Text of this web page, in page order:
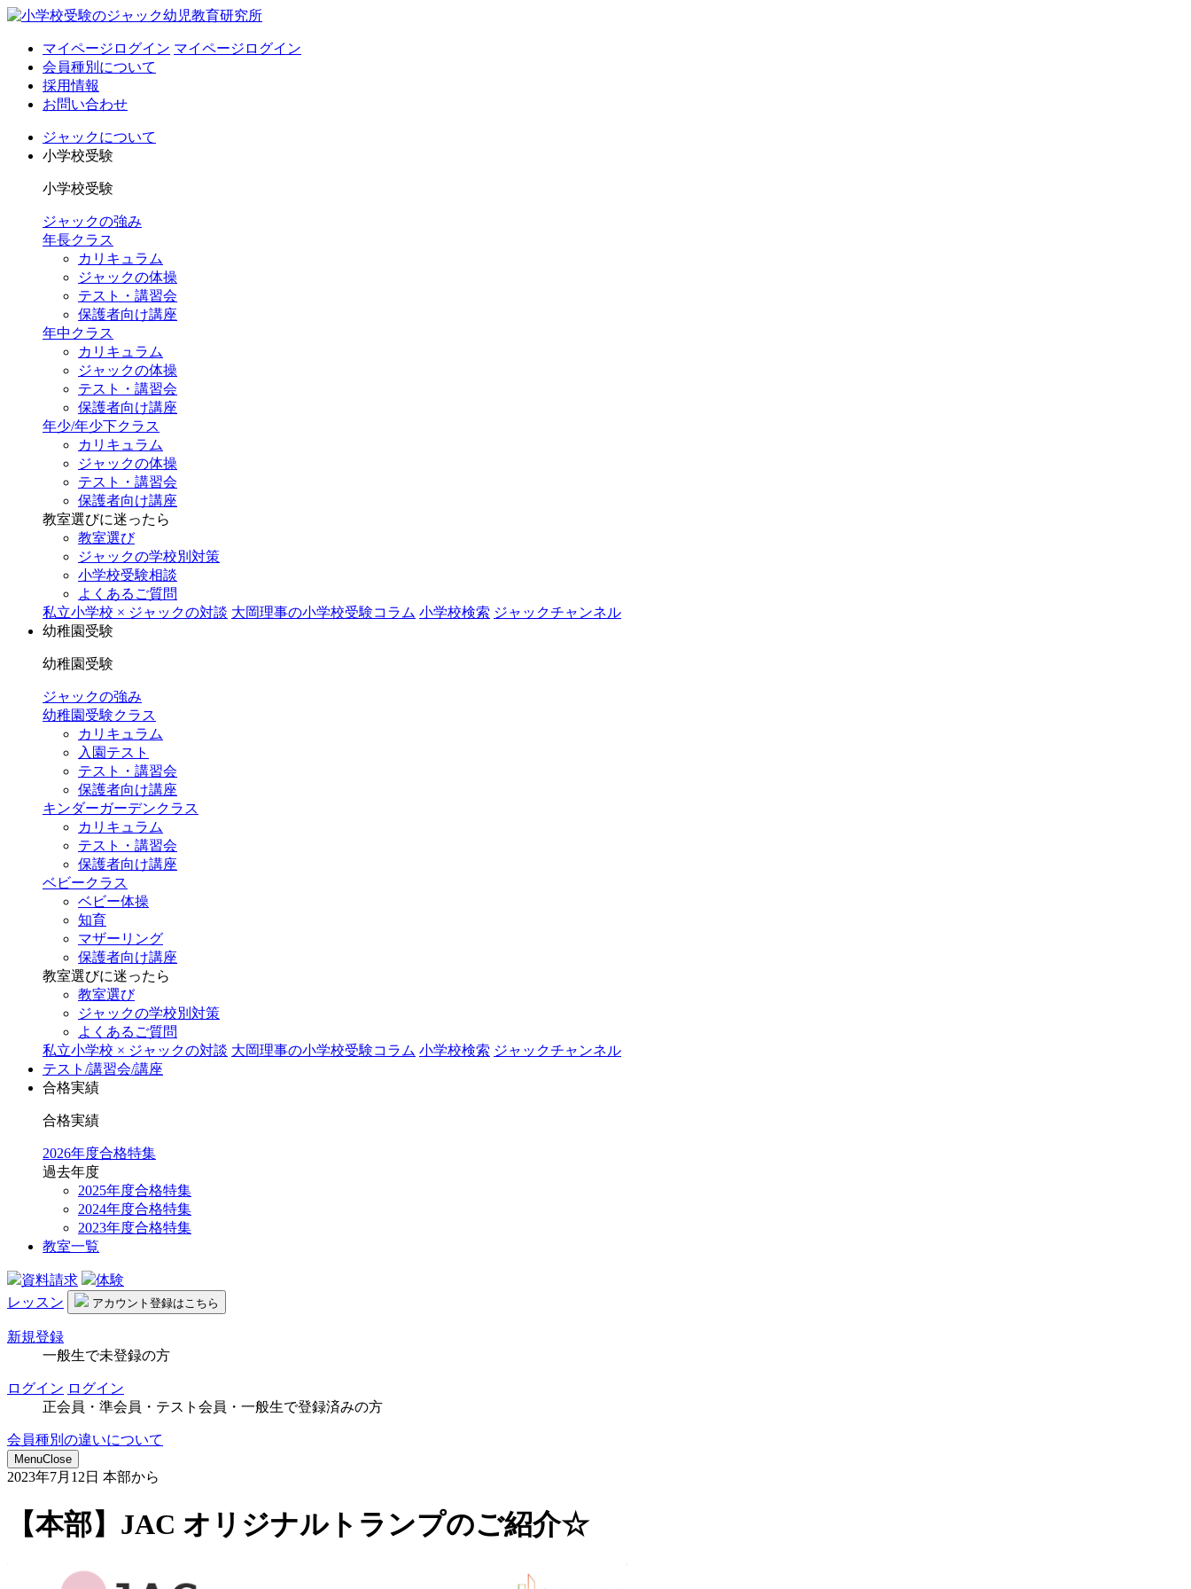
マイページログイン マイページログイン
会員種別について
採用情報
お問い合わせ
ジャックについて
小学校受験
小学校受験
ジャックの強み
年長クラス
カリキュラム
ジャックの体操
テスト・講習会
保護者向け講座
年中クラス
カリキュラム
ジャックの体操
テスト・講習会
保護者向け講座
年少/年少下クラス
カリキュラム
ジャックの体操
テスト・講習会
保護者向け講座
教室選びに迷ったら
教室選び
ジャックの学校別対策
小学校受験相談
よくあるご質問
私立小学校 × ジャックの対談 大岡理事の小学校受験コラム 小学校検索 ジャックチャンネル
幼稚園受験
幼稚園受験
ジャックの強み
幼稚園受験クラス
カリキュラム
入園テスト
テスト・講習会
保護者向け講座
キンダーガーデンクラス
カリキュラム
テスト・講習会
保護者向け講座
ベビークラス
ベビー体操
知育
マザーリング
保護者向け講座
教室選びに迷ったら
教室選び
ジャックの学校別対策
よくあるご質問
私立小学校 × ジャックの対談 大岡理事の小学校受験コラム 小学校検索 ジャックチャンネル
テスト/講習会/講座
合格実績
合格実績
2026年度合格特集
過去年度
2025年度合格特集
2024年度合格特集
2023年度合格特集
教室一覧
資料請求
体験
レッスン
アカウント 登録はこちら
新規登録
一般生で未登録の方
ログイン ログイン
正会員・準会員・テスト会員・一般生で登録済みの方
会員種別の違いについて
MenuClose
2023年7月12日 本部から
【本部】JAC オリジナルトランプのご紹介☆